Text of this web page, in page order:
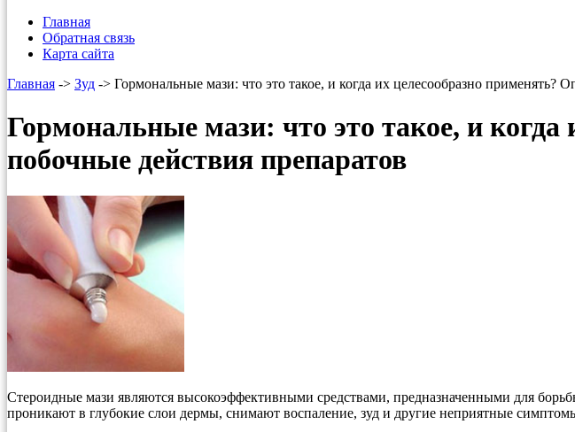
Главная
Обратная связь
Карта сайта
Главная -> Зуд -> Гормональные мази: что это такое, и когда их целесообразно применять?
Гормональные мази: что это такое, и
побочные действия препаратов
Стероидные мази являются высокоэффективными средствами, предназначенными для
проникают в глубокие слои дермы, снимают воспаление, зуд и другие неприятные